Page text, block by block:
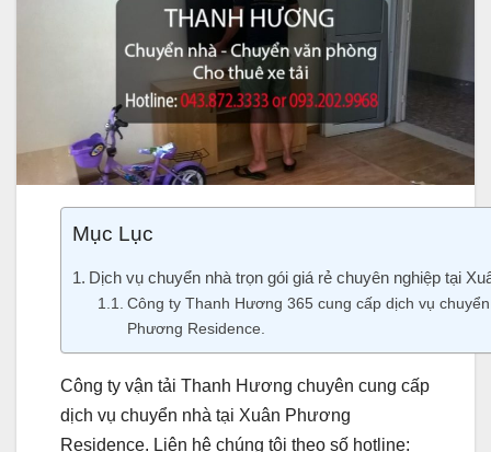
Mục Lục
Dịch vụ chuyển nhà trọn gói giá rẻ chuyên nghiệp tại
Công ty Thanh Hương 365 cung cấp dịch vụ
Phương Residence.
Công ty vận tải Thanh Hương chuyên cung cấp
dịch vụ chuyển nhà tại Xuân Phương
Residence. Liên hệ chúng tôi theo số hotline: